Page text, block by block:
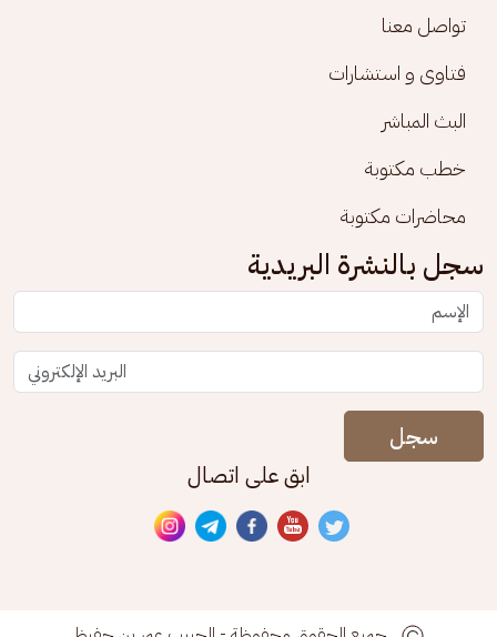
تواصل معنا
فتاوى و استشارات
البث المباشر
خطب مكتوبة
محاضرات مكتوبة
سجل بالنشرة البريدية
سجل
ابق على اتصال